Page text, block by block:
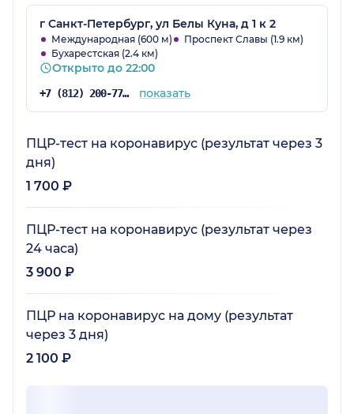
г Санкт-Петербург, ул Белы Куна, д 1 к 2
Международная (600 м)
Проспект Славы (1.9 км)
Бухарестская (2.4 км)
Открыто до 22:00
+7 (812) 200-77-54 показать
ПЦР-тест на коронавирус (результат через 3
дня)
1 700 ₽
ПЦР-тест на коронавирус (результат через
24 часа)
3 900 ₽
ПЦР на коронавирус на дому (результат
через 3 дня)
2 100 ₽